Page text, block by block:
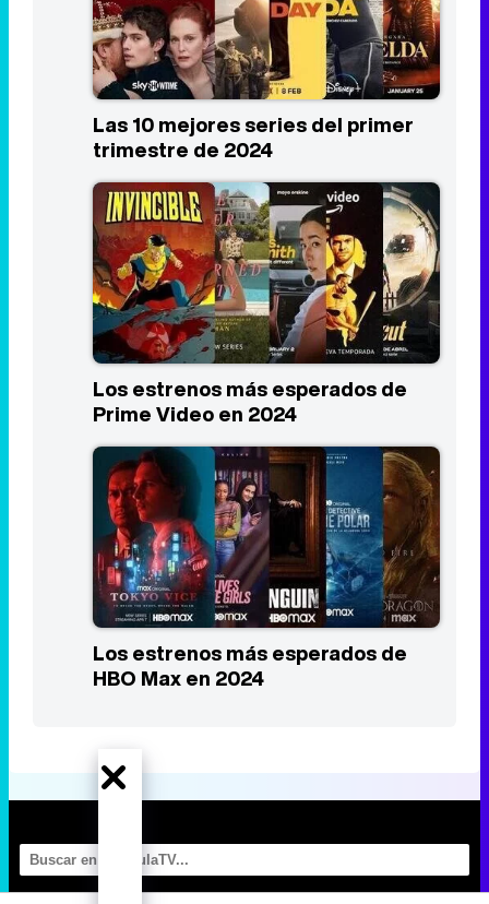
Las 10 mejores series del primer
trimestre de 2024
Los estrenos más esperados de
Prime Video en 2024
Los estrenos más esperados de
HBO Max en 2024